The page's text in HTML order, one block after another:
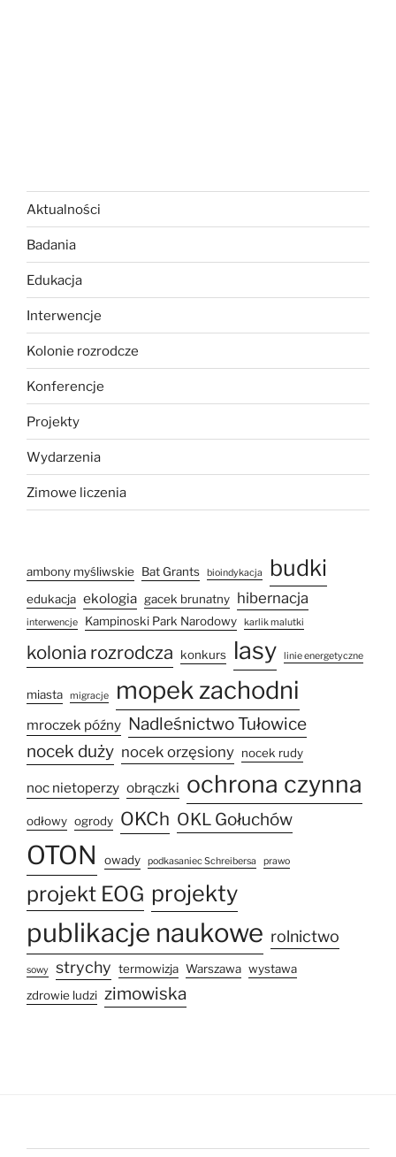
Aktualności
Badania
Edukacja
Interwencje
Kolonie rozrodcze
Konferencje
Projekty
Wydarzenia
Zimowe liczenia
ambony myśliwskie Bat Grants bioindykacja budki
edukacja ekologia gacek brunatny hibernacja
interwencje Kampinoski Park Narodowy karlik malutki
kolonia rozrodcza konkurs lasy linie energetyczne
miasta migracje mopek zachodni
mroczek późny Nadleśnictwo Tułowice
nocek duży nocek orzęsiony nocek rudy
noc nietoperzy obrączki ochrona czynna
odłowy ogrody OKCh OKL Gołuchów
OTON owady podkasaniec Schreibersa prawo
projekt EOG projekty
publikacje naukowe rolnictwo
sowy strychy termowizja Warszawa wystawa
zdrowie ludzi zimowiska